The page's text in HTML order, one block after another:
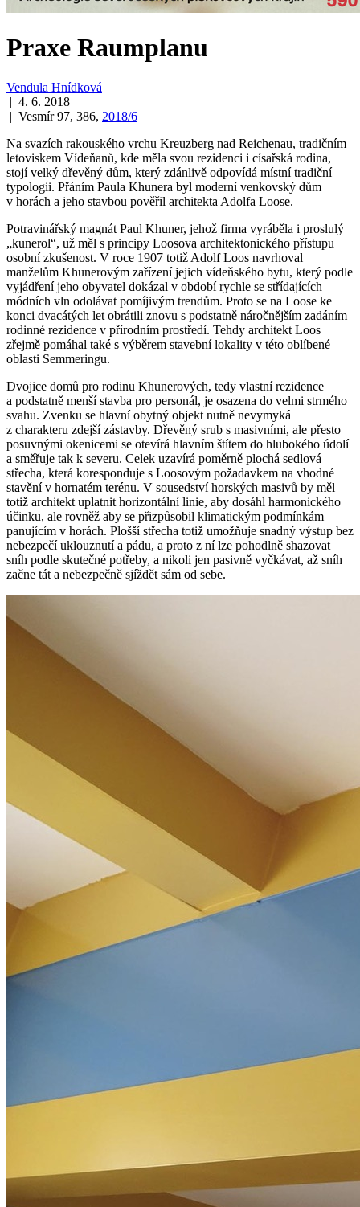
Praxe Raumplanu
Vendula Hnídková
| 4. 6. 2018
| Vesmír 97, 386, 2018/6
Na svazích rakouského vrchu Kreuzberg nad Reichenau, tradičním
letoviskem Vídeňanů, kde měla svou rezidenci i císařská rodina,
stojí velký dřevěný dům, který zdánlivě odpovídá místní tradiční
typologii. Přáním Paula Khunera byl moderní venkovský dům
v horách a jeho stavbou pověřil architekta Adolfa Loose.
Potravinářský magnát Paul Khuner, jehož firma vyráběla i proslulý
„kunerol“, už měl s principy Loosova architektonického přístupu
osobní zkušenost. V roce 1907 totiž Adolf Loos navrhoval
manželům Khunerovým zařízení jejich vídeňského bytu, který podle
vyjádření jeho obyvatel dokázal v období rychle se střídajících
módních vln odolávat pomíjivým trendům. Proto se na Loose ke
konci dvacátých let obrátili znovu s podstatně náročnějším zadáním
rodinné rezidence v přírodním prostředí. Tehdy architekt Loos
zřejmě pomáhal také s výběrem stavební lokality v této oblíbené
oblasti Semmeringu.
Dvojice domů pro rodinu Khunerových, tedy vlastní rezidence
a podstatně menší stavba pro personál, je osazena do velmi strmého
svahu. Zvenku se hlavní obytný objekt nutně nevymyká
z charakteru zdejší zástavby. Dřevěný srub s masivními, ale přesto
posuvnými okenicemi se otevírá hlavním štítem do hlubokého údolí
a směřuje tak k severu. Celek uzavírá poměrně plochá sedlová
střecha, která koresponduje s Loosovým požadavkem na vhodné
stavění v hornatém terénu. V sousedství horských masivů by měl
totiž architekt uplatnit horizontální linie, aby dosáhl harmonického
účinku, ale rovněž aby se přizpůsobil klimatickým podmínkám
panujícím v horách. Plošší střecha totiž umožňuje snadný výstup bez
nebezpečí uklouznutí a pádu, a proto z ní lze pohodlně shazovat
sníh podle skutečné potřeby, a nikoli jen pasivně vyčkávat, až sníh
začne tát a nebezpečně sjíždět sám od sebe.